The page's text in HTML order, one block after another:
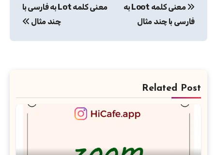
نوشته
معنی کلمه Loot به
فارسی با چند مثال
معنی کلمه Lot به فارسی با
چند مثال
Related Post